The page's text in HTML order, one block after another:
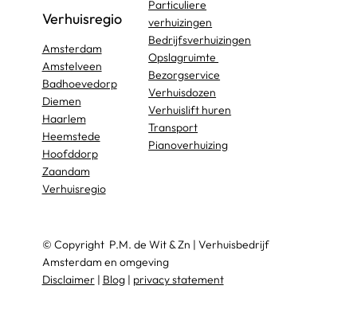
Verhuisregio
Amsterdam
Amstelveen
Badhoevedorp
Diemen
Haarlem
Heemstede
Hoofddorp
Zaandam
Verhuisregio
Particuliere
verhuizingen
Bedrijfsverhuizingen
Opslagruimte
Bezorgservice
Verhuisdozen
Verhuislift huren
Transport
Pianoverhuizing
© Copyright P.M. de Wit & Zn | Verhuisbedrijf
Amsterdam en omgeving
Disclaimer| Blog| privacy statement